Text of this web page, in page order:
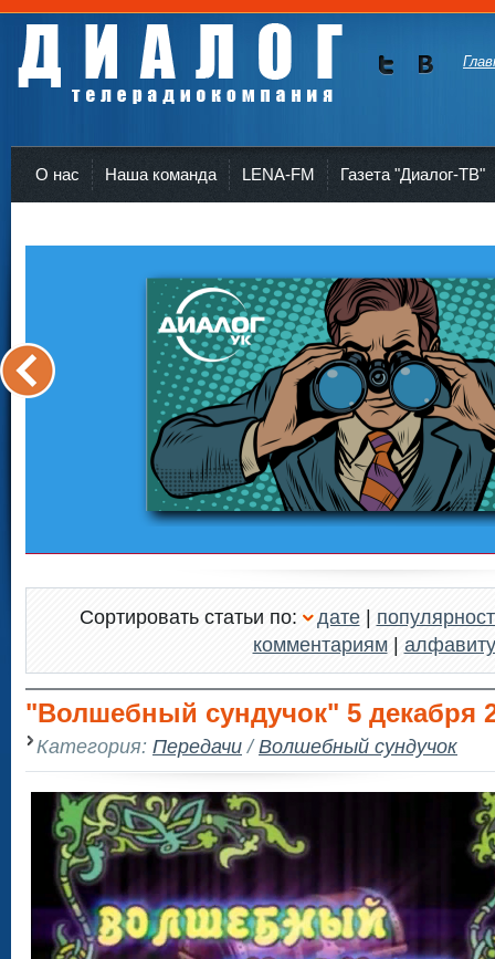
О нас Наша команда LENA-FM Газета "Диалог-ТВ"
Сортировать статьи по: дате|
комментариям| алфавиту
"Волшебный сундучок" 5 декабря
Категория: Передачи/Волшебный сундучок